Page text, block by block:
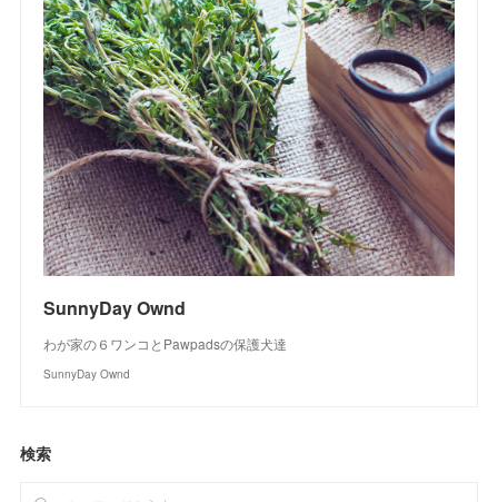
SunnyDay Ownd
わが家の６ワンコとPawpadsの保護犬達
SunnyDay Ownd
検索